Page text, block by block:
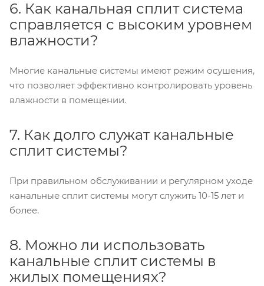
6. Как канальная сплит система
справляется с высоким уровнем
влажности?
Многие канальные системы имеют режим осушения,
что позволяет эффективно контролировать уровень
влажности в помещении.
7. Как долго служат канальные
сплит системы?
При правильном обслуживании и регулярном уходе
канальные сплит системы могут служить 10-15 лет и
более.
8. Можно ли использовать
канальные сплит системы в
жилых помещениях?